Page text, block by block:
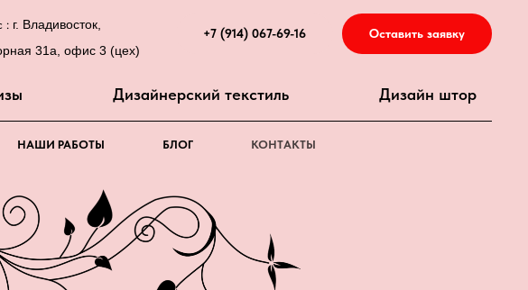
: г. Владивосток,
31а, офис 3 (цех)
+7 (914) 067-69-16 Оставить заявку
Дизайнерский текстиль Дизайн штор
НАШИ РАБОТЫ БЛОГ КОНТАКТЫ